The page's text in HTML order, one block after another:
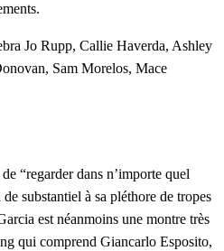
Jo Rupp, Callie Haverda, Ashley
Sam Morelos, Mace
“regarder dans n’importe quel
substantiel à sa pléthore de tropes
est néanmoins une montre très
qui comprend Giancarlo Esposito,